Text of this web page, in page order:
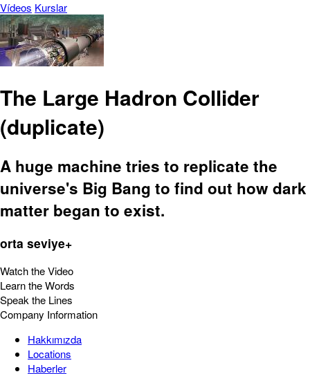
Vídeos Kurslar
The Large Hadron Collider
(duplicate)
A huge machine tries to replicate the
universe's Big Bang to find out how dark
matter began to exist.
orta seviye+
Watch the Video
Learn the Words
Speak the Lines
Company Information
Hakkımızda
Locations
Haberler